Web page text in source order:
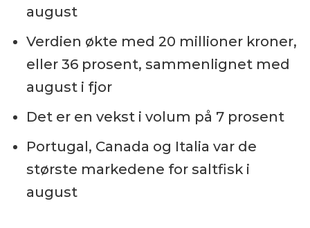
august
Verdien økte med 20 millioner kroner,
eller 36 prosent, sammenlignet med
august i fjor
Det er en vekst i volum på 7 prosent
Portugal, Canada og Italia var de
største markedene for saltfisk i
august